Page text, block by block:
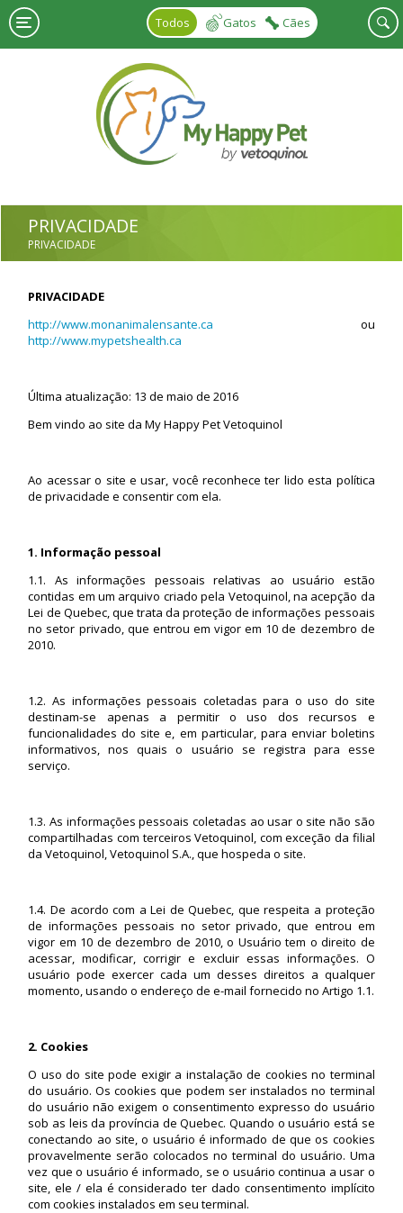
Skip to main content
Todos
Gatos Cães
PRIVACIDADE
PRIVACIDADE
PRIVACIDADE
http://www.monanimalensante.ca ou
http://www.mypetshealth.ca
Última atualização: 13 de maio de 2016
Bem vindo ao site da My Happy Pet Vetoquinol
Ao acessar o site e usar, você reconhece ter lido esta política
de privacidade e consentir com ela.
1. Informação pessoal
1.1. As informações pessoais relativas ao usuário estão
contidas em um arquivo criado pela Vetoquinol, na acepção da
Lei de Quebec, que trata da proteção de informações pessoais
no setor privado, que entrou em vigor em 10 de dezembro de
2010.
1.2. As informações pessoais coletadas para o uso do site
destinam-se apenas a permitir o uso dos recursos e
funcionalidades do site e, em particular, para enviar boletins
informativos, nos quais o usuário se registra para esse
serviço.
1.3. As informações pessoais coletadas ao usar o site não são
compartilhadas com terceiros Vetoquinol, com exceção da filial
da Vetoquinol, Vetoquinol S.A., que hospeda o site.
1.4. De acordo com a Lei de Quebec, que respeita a proteção
de informações pessoais no setor privado, que entrou em
vigor em 10 de dezembro de 2010, o Usuário tem o direito de
acessar, modificar, corrigir e excluir essas informações. O
usuário pode exercer cada um desses direitos a qualquer
momento, usando o endereço de e-mail fornecido no Artigo 1.1.
2. Cookies
O uso do site pode exigir a instalação de cookies no terminal
do usuário. Os cookies que podem ser instalados no terminal
do usuário não exigem o consentimento expresso do usuário
sob as leis da província de Quebec. Quando o usuário está se
conectando ao site, o usuário é informado de que os cookies
provavelmente serão colocados no terminal do usuário. Uma
vez que o usuário é informado, se o usuário continua a usar o
site, ele / ela é considerado ter dado consentimento implícito
com cookies instalados em seu terminal.